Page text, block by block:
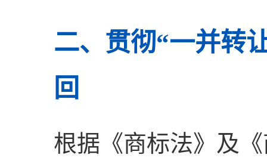
二、贯彻“一并转
回
根据《商标法》及